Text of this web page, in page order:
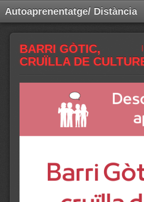
Autoaprenentatge/ Distància
BARRI GÒTIC,
CRUÏLLA DE